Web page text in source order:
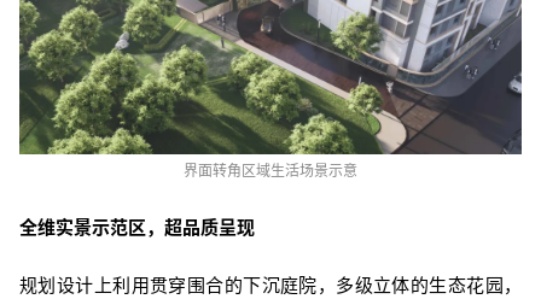
界面转角区域生活场景示意
全维实景示范区，超品质呈现
规划设计上利用贯穿围合的下沉庭院，多级立体的生态花园，